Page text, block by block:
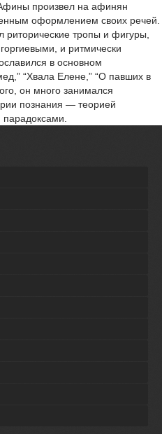
произвел на афинян
оформлением своих речей.
риторические тропы и фигуры,
и ритмически
в основном
“Хвала Елене,” “О павших в
он много занимался
познания — теорией